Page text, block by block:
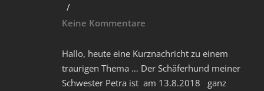
Keine Kommentare
Hallo, heute eine Kurznachricht zu einem
traurigen Thema … Der Schäferhund meiner
Schwester Petra ist am 13.8.2018 ganz